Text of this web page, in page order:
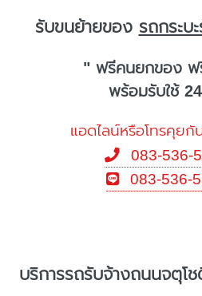
รับขนย้ายของ รถกระบ
" ฟรีคนยกของ ฟ
พร้อมรับใช้
แอดไลน์หรือโทรคุยกั
083-536-
083-536-
บริการรถรับจ้างถนนจตุโ